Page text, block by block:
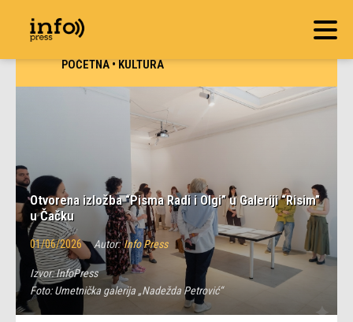
POČETNA•KULTURA
Otvorena izložba “Pisma Radi i Olgi” u Galeriji “Risim”
u Čačku
01/06/2026 Autor: Info Press
Izvor:InfoPress
Foto:Umetnička galerija „Nadežda Petrović“